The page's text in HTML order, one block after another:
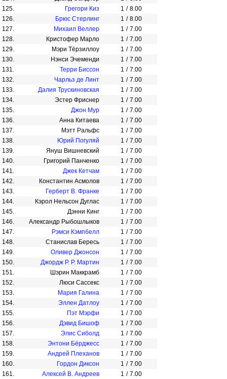
125.
Грегори Киз 1 / 8.00
126.
Брюс Стерлинг 1 / 8.00
127.
Михаил Веллер 1 / 7.00
128.
Кристофер Марло 1 / 7.00
129.
Мэри Тёрзиллоу 1 / 7.00
130.
Нэнси Эчеменди 1 / 7.00
131.
Терри Биссон 1 / 7.00
132.
Чарльз де Линт 1 / 7.00
133.
Далия Трускиновская 1 / 7.00
134.
Эстер Фриснер 1 / 7.00
135.
Джон Мур 1 / 7.00
136.
Анна Китаева 1 / 7.00
137.
Мэтт Ральфс 1 / 7.00
138.
Юрий Погуляй 1 / 7.00
139.
Януш Вишневский 1 / 7.00
140.
Григорий Панченко 1 / 7.00
141.
Джек Кетчам 1 / 7.00
142.
Константин Асмолов 1 / 7.00
143.
Герберт В. Франке 1 / 7.00
144.
Кэрол Нельсон Дуглас 1 / 7.00
145.
Дэнни Кинг 1 / 7.00
146.
Александр Рыбошлыков 1 / 7.00
147.
Рэмси Кэмпбелл 1 / 7.00
148.
Станислав Бересь 1 / 7.00
149.
Оливер Джонсон 1 / 7.00
150.
Джордж Р. Р. Мартин 1 / 7.00
151.
Шэрин Маккрамб 1 / 7.00
152.
Люси Сассекс 1 / 7.00
153.
Мария Галина 1 / 7.00
154.
Эллен Датлоу 1 / 7.00
155.
Пэт Мэрфи 1 / 7.00
156.
Дэвид Бишоф 1 / 7.00
157.
Элис Сиболд 1 / 7.00
158.
Энтони Бёрджесс 1 / 7.00
159.
Андрей Плеханов 1 / 7.00
160.
Гордон Диксон 1 / 7.00
161.
Алексей В. Андреев 1 / 7.00